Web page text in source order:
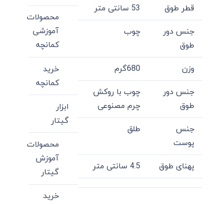
قطر طوق 53 سانتی متر
جنس دور
طوق
چوب
وزن 680گرم
جنس دور
طوق
چوب با روکش
چرم مصنوعی
جنس
پوست
طلق
پهنای طوق 4.5 سانتی متر
محصولات
آموزشی
کمانچه
خرید
کمانچه
ابزار
گیتار
محصولات
آموزش
گیتار
خرید